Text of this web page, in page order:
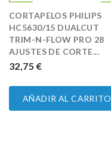
CORTAPELOS PHILIPS
HC5630/15 DUALCUT
TRIM-N-FLOW PRO 28
AJUSTES DE CORTE...
PRECIO
32,75 €
AÑADIR AL CARRITO